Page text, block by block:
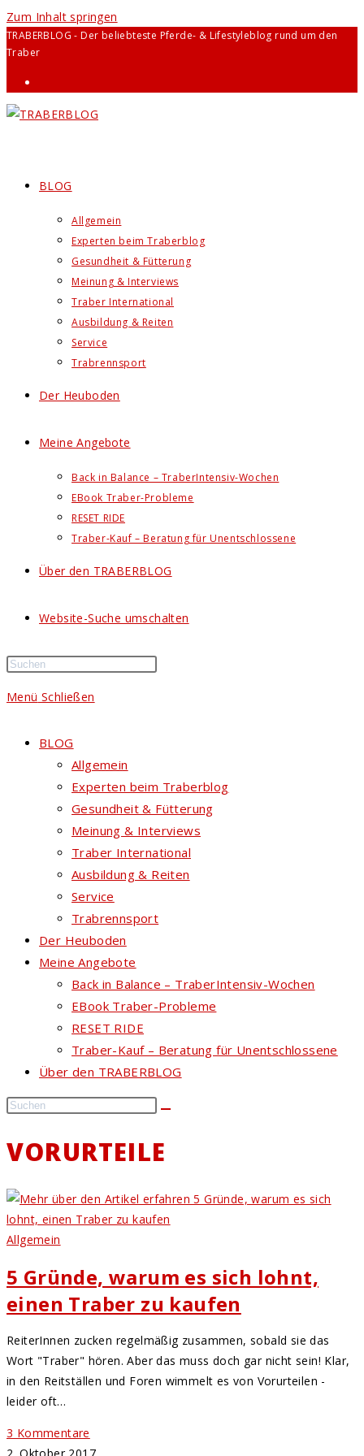
Zum Inhalt springen
TRABERBLOG - Der beliebteste Pferde- & Lifestyleblog rund um den
Traber
BLOG
Allgemein
Experten beim Traberblog
Gesundheit & Fütterung
Meinung & Interviews
Traber International
Ausbildung & Reiten
Service
Trabrennsport
Der Heuboden
Meine Angebote
Back in Balance – TraberIntensiv-Wochen
EBook Traber-Probleme
RESET RIDE
Traber-Kauf – Beratung für Unentschlossene
Über den TRABERBLOG
Website-Suche umschalten
Menü Schließen
BLOG
Allgemein
Experten beim Traberblog
Gesundheit & Fütterung
Meinung & Interviews
Traber International
Ausbildung & Reiten
Service
Trabrennsport
Der Heuboden
Meine Angebote
Back in Balance – TraberIntensiv-Wochen
EBook Traber-Probleme
RESET RIDE
Traber-Kauf – Beratung für Unentschlossene
Über den TRABERBLOG
VORURTEILE
Allgemein
5 Gründe, warum es sich lohnt,
einen Traber zu kaufen
ReiterInnen zucken regelmäßig zusammen, sobald sie das
Wort "Traber" hören. Aber das muss doch gar nicht sein! Klar,
in den Reitställen und Foren wimmelt es von Vorurteilen -
leider oft…
3 Kommentare